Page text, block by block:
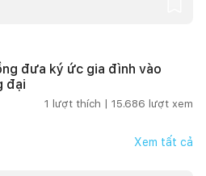
đưa ký ức gia đình vào
đại
1 lượt thích | 15.686 lượt xem
Xem tất cả